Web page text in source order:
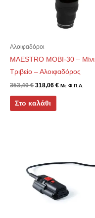
Αλοιφαδόροι
MAESTRO MOBI-30 – Μίνι
Τριβείο – Αλοιφαδόρος
353,40€ 318,06 € Με Φ.Π.Α.
Στο καλάθι